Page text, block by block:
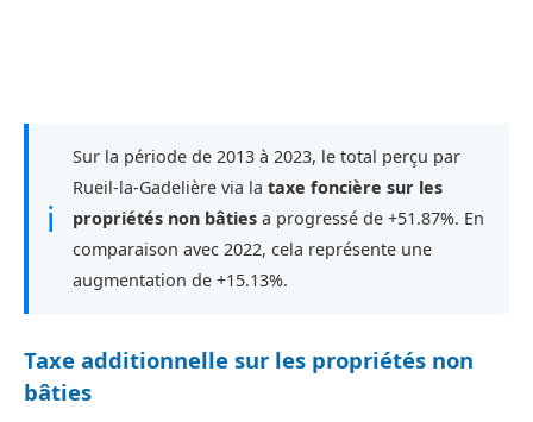
ℹ
Sur la période de 2013 à 2023, le total perçu par
Rueil-la-Gadelière via la taxe foncière sur les
propriétés non bâties a progressé de +51.87%. En
comparaison avec 2022, cela représente une
augmentation de +15.13%.
Taxe additionnelle sur les propriétés non
bâties